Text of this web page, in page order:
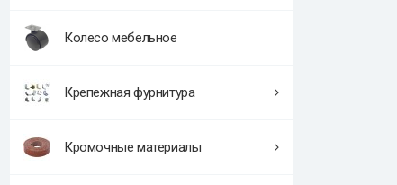
Колесо мебельное
Крепежная фурнитура
Кромочные материалы